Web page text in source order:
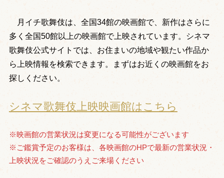
月イチ歌舞伎は、全国34館の映画館で、新作はさらに
多く全国50館以上の映画館で上映されています。シネマ
歌舞伎公式サイトでは、お住まいの地域や観たい作品か
ら上映情報を検索できます。まずはお近くの映画館をお
探しください。
シネマ歌舞伎上映映画館はこちら
※映画館の営業状況は変更になる可能性がございます
※ご鑑賞予定のお客様は、各映画館のHPで最新の営業状況・
上映状況をご確認のうえご来場ください